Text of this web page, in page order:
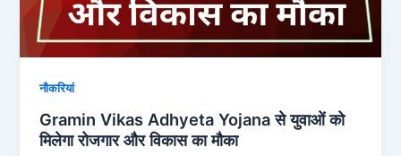
नौकरियां
Gramin Vikas Adhyeta Yojana से युवाओं को
मिलेगा रोजगार और विकास का मौका